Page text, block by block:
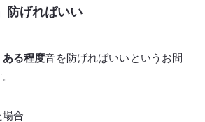
防げればいい
ある程度音を防げればいいというお問
合